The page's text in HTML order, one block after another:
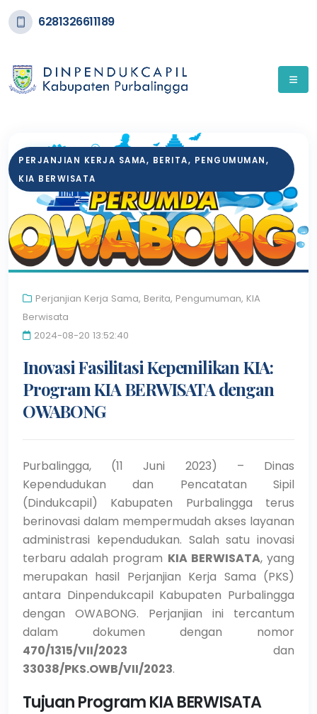
6281326611189
20
AUG
PERJANJIAN KERJA SAMA, BERITA, PENGUMUMAN,
KIA BERWISATA
Perjanjian Kerja Sama, Berita, Pengumuman, KIA
Berwisata
2024-08-20 13:52:40
Inovasi Fasilitasi Kepemilikan KIA:
Program KIA BERWISATA dengan
OWABONG
Purbalingga, (11 Juni 2023) – Dinas
Kependudukan dan Pencatatan Sipil
(Dindukcapil) Kabupaten Purbalingga terus
berinovasi dalam mempermudah akses layanan
administrasi kependudukan. Salah satu inovasi
terbaru adalah program KIA BERWISATA, yang
merupakan hasil Perjanjian Kerja Sama (PKS)
antara Dinpendukcapil Kabupaten Purbalingga
dengan OWABONG. Perjanjian ini tercantum
dalam dokumen dengan nomor
470/1315/VII/2023 dan
33038/PKS.OWB/VII/2023.
Tujuan Program KIA BERWISATA